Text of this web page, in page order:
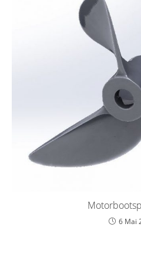
6 Mai